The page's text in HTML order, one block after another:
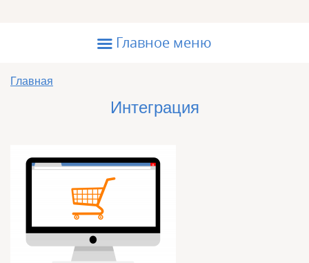
☰ Главное меню
Вы здесь
Главная
Интеграция